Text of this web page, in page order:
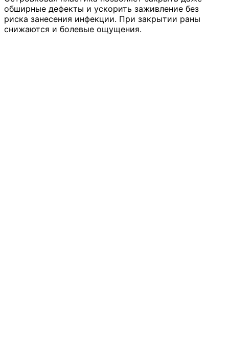
обширные дефекты и ускорить заживление без
риска занесения инфекции. При закрытии раны
снижаются и болевые ощущения.